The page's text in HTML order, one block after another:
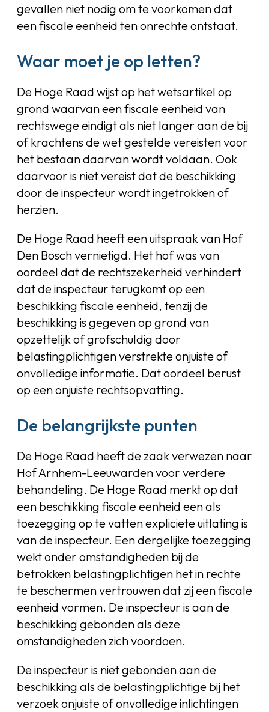
gevallen niet nodig om te voorkomen dat
een fiscale eenheid ten onrechte ontstaat.
Waar moet je op letten?
De Hoge Raad wijst op het wetsartikel op
grond waarvan een fiscale eenheid van
rechtswege eindigt als niet langer aan de bij
of krachtens de wet gestelde vereisten voor
het bestaan daarvan wordt voldaan. Ook
daarvoor is niet vereist dat de beschikking
door de inspecteur wordt ingetrokken of
herzien.
De Hoge Raad heeft een uitspraak van Hof
Den Bosch vernietigd. Het hof was van
oordeel dat de rechtszekerheid verhindert
dat de inspecteur terugkomt op een
beschikking fiscale eenheid, tenzij de
beschikking is gegeven op grond van
opzettelijk of grofschuldig door
belastingplichtigen verstrekte onjuiste of
onvolledige informatie. Dat oordeel berust
op een onjuiste rechtsopvatting.
De belangrijkste punten
De Hoge Raad heeft de zaak verwezen naar
Hof Arnhem-Leeuwarden voor verdere
behandeling. De Hoge Raad merkt op dat
een beschikking fiscale eenheid een als
toezegging op te vatten expliciete uitlating is
van de inspecteur. Een dergelijke toezegging
wekt onder omstandigheden bij de
betrokken belastingplichtigen het in rechte
te beschermen vertrouwen dat zij een fiscale
eenheid vormen. De inspecteur is aan de
beschikking gebonden als deze
omstandigheden zich voordoen.
De inspecteur is niet gebonden aan de
beschikking als de belastingplichtige bij het
verzoek onjuiste of onvolledige inlichtingen